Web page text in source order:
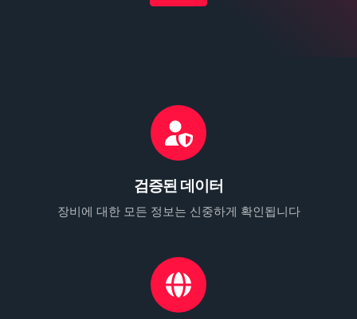
검증된 데이터
장비에 대한 모든 정보는 신중하게 확인됩니다